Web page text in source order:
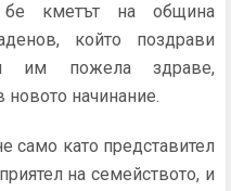
бе кметът на община
който поздрави
им пожела здраве,
новото начинание.
само като представител
на семейството, и